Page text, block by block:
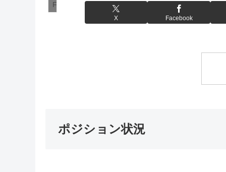
FXシステムトレード
X Facebook
ポジション状況